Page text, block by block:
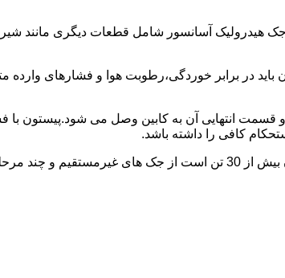
آسانسور شامل قطعات دیگری مانند شیر
در برابر خوردگی،رطوبت هوا و فشارهای
قسمت انتهایی آن به کابین وصل می شود.پیستون
کافی را داشته باشد.
برای آسانسورهایی که ظرفیتشان 30 تن است از جک مستقیم و برای آسانسورهایی که